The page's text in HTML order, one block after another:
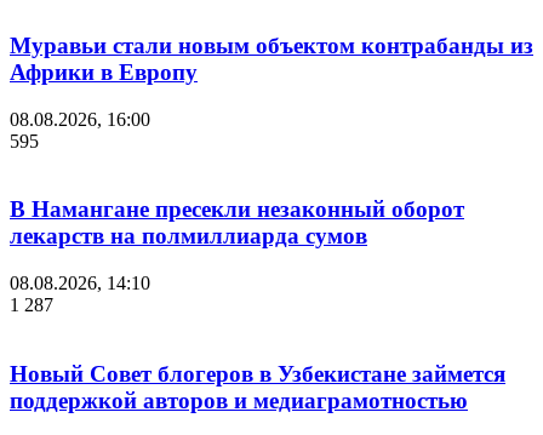
Муравьи стали новым объектом контрабанды из
Африки в Европу
08.08.2026, 16:00
595
В Намангане пресекли незаконный оборот
лекарств на полмиллиарда сумов
08.08.2026, 14:10
1 287
Новый Совет блогеров в Узбекистане займется
поддержкой авторов и медиаграмотностью